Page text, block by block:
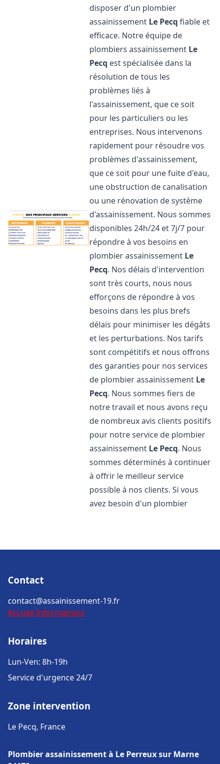
disposer d'un plombier
assainissement Le Pecq fiable et
efficace. Notre équipe de
plombiers assainissement Le
Pecq est spécialisée dans la
résolution de tous les
problèmes liés à
l'assainissement, que ce soit
pour les particuliers ou les
entreprises. Nous intervenons
rapidement pour résoudre vos
problèmes d'assainissement,
que ce soit pour une fuite d'eau,
une obstruction de canalisation
ou une rénovation de système
d'assainissement. Nous sommes
disponibles 24h/24 et 7j/7 pour
répondre à vos besoins en
plombier assainissement Le
Pecq. Nos délais d'intervention
sont très courts, nous nous
efforçons de répondre à vos
besoins dans les plus brefs
délais pour minimiser les dégâts
et les perturbations. Nos tarifs
sont compétitifs et nous offrons
des garanties pour nos services
de plombier assainissement Le
Pecq. Nous sommes fiers de
notre travail et nous avons reçu
de nombreux avis clients positifs
pour notre service de plombier
assainissement Le Pecq. Nous
sommes déterminés à continuer
à offrir le meilleur service
possible à nos clients. Si vous
avez besoin d'un plombier
Contact
contact@assainissement-19.fr
Accueil Informations
Horaires
Lun-Ven: 8h-19h
Service d'urgence 24/7
Zone intervention
Le Pecq, France
Plombier assainissement à Le Perreux sur Marne